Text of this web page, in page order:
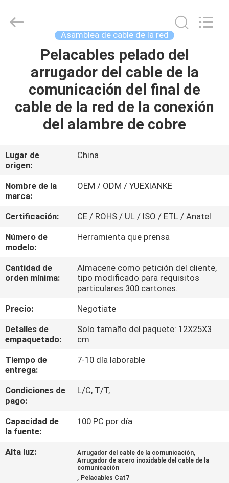
HOGAR
PRODUCTOS
VIDEOS
SOBRE
NOSOTROS
VIAJE
DE
LA
FÁBRICA
DE
CALIDAD
ÉNTRENOS
EN
CONTACTO
CON
NOTICIAS
Industry
Asamblea de cable de la red
Pelacables pelado del
arrugador del cable de la
comunicación del final de
cable de la red de la conexión
del alambre de cobre
Lugar de
origen:
China
Nombre de la
marca:
OEM / ODM / YUEXIANKE
Certificación:
CE / ROHS / UL / ISO / ETL / Anatel
Número de
modelo:
Herramienta que prensa
Cantidad de
orden mínima:
Almacene como petición del cliente,
tipo modificado para requisitos
particulares 300 cartones.
Precio:
Negotiate
Detalles de
empaquetado:
Solo tamaño del paquete: 12X25X3
cm
Tiempo de
entrega:
7-10 día laborable
Condiciones de
pago:
L/C, T/T,
Capacidad de
la fuente:
100 PC por día
Alta luz: Arrugador del cable de la comunicación,
Arrugador de acero inoxidable del cable de la
comunicación
, Pelacables Cat7